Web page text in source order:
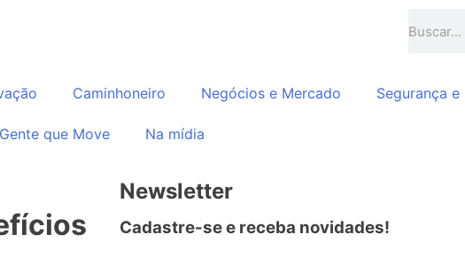
Caminhoneiro Negócios e Mercado Segurança
Gente que Move Na mídia
Newsletter
Cadastre-se e receba novidades!